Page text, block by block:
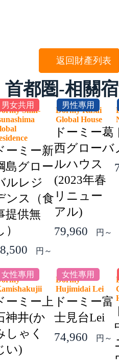
返回財產列表
首都圏-相關
男女共用
Shin-
ーミー新
島グロー
ルレジ
ンス（食
提供無
）
円～
男性專用
Dormy Kasai
Global House
ドーミー葛
西グローバ
ルハウス
(2023年春
リニュー
アル)
79,960
円～
女性專用
ーミー上
神井(か
しゃく
い)
女性專用
Dormy
Hujimidai Lei
ドーミー富
士見台Lei
74,960
円～